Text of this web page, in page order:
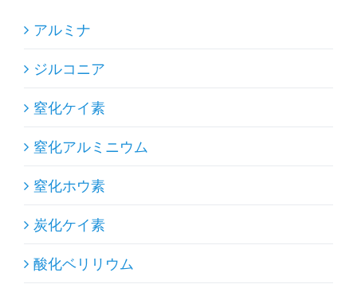
アルミナ
ジルコニア
窒化ケイ素
窒化アルミニウム
窒化ホウ素
炭化ケイ素
酸化ベリリウム